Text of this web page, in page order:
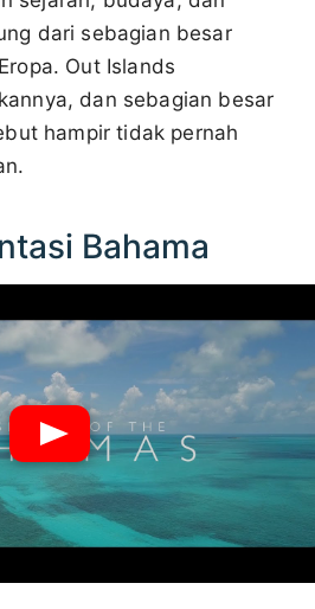
dari sebagian besar
Out Islands
dan sebagian besar
hampir tidak pernah
Bahama